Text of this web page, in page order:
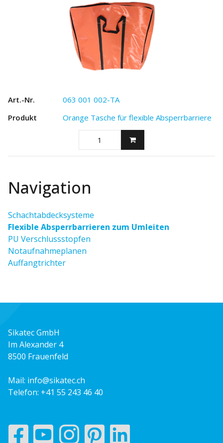
Navigation
Schachtabdecksysteme
Flexible Absperrbarrieren zum Umleiten
PU Verschlussstopfen
Notaufnahmeplanen
Auffangtrichter
063 001 002-TA
Orange Tasche für flexible Absperrbarriere
Sikatec GmbH
Im Alexander 4
8500 Frauenfeld
Mail: info@sikatec.ch
Telefon: +41 55 243 46 40